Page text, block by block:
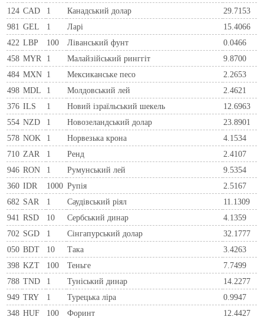
124 CAD 1 Канадський долар
29.7153
981 GEL 1 Ларi
15.4066
422 LBP 100 Ліванський фунт
0.0466
458 MYR 1 Малайзійський ринггіт
9.8700
484 MXN 1 Мексиканське песо
2.2653
498 MDL 1 Молдовський лей
2.4621
376 ILS 1 Новий ізраїльський шекель
12.6963
554 NZD 1 Новозеландський долар
23.8901
578 NOK 1 Норвезька крона
4.1534
710 ZAR 1 Ренд
2.4107
946 RON 1 Румунський лей
9.5354
360 IDR 1000 Рупія
2.5167
682 SAR 1 Саудівський ріял
11.1309
941 RSD 10 Сербський динар
4.1359
702 SGD 1 Сінгапурський долар
32.1777
050 BDT 10 Така
3.4263
398 KZT 100 Теньге
7.7499
788 TND 1 Туніський динар
14.2277
949 TRY 1 Турецька ліра
0.9947
348 HUF 100 Форинт 12.4427